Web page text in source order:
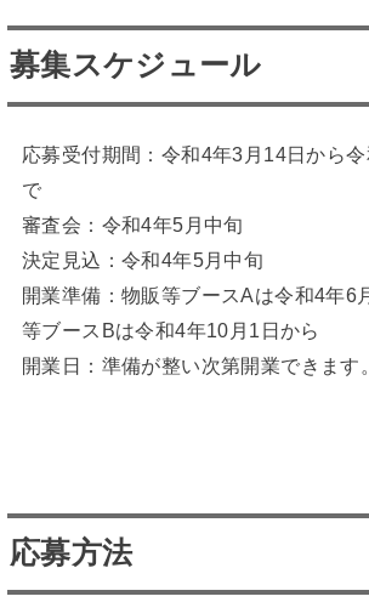
募集スケジュール
応募受付期間：令和4年3月14日から
で
審査会：令和4年5月中旬
決定見込：令和4年5月中旬
開業準備：物販等ブースAは令和4年6
等ブースBは令和4年10月1日から
開業日：準備が整い次第開業できます。
応募方法